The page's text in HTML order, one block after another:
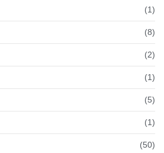
(1)
(8)
(2)
(1)
(5)
(1)
(50)